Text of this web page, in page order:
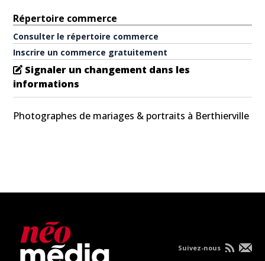
Répertoire commerce
Consulter le répertoire commerce
Inscrire un commerce gratuitement
Signaler un changement dans les
informations
Photographes de mariages & portraits à Berthierville
Suivez-nous